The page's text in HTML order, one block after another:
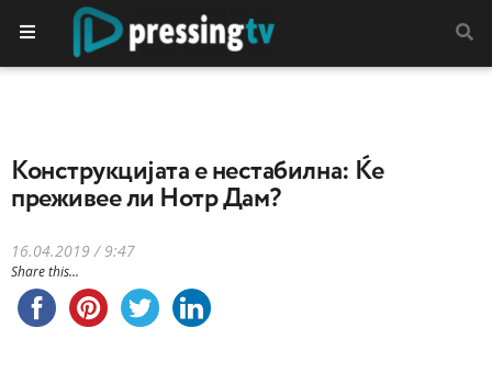
Конструкцијата е нестабилна: Ќе
преживее ли Нотр Дам?
16.04.2019 / 9:47
Share this...